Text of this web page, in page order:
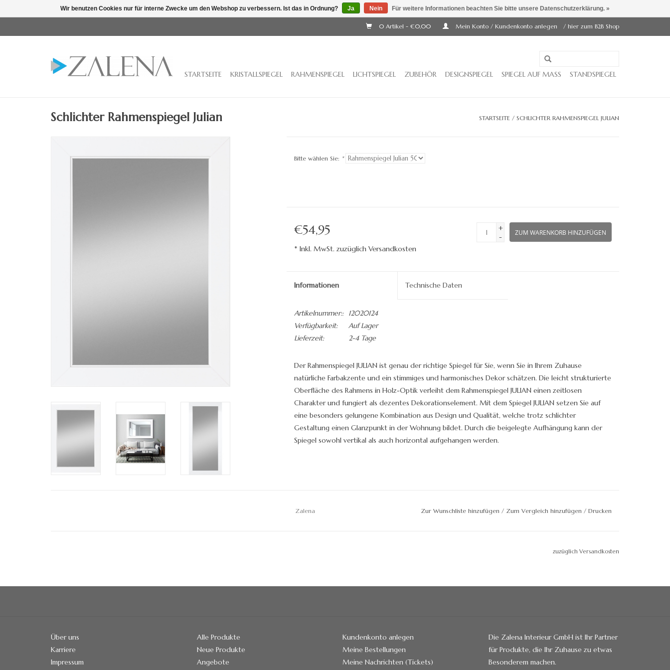
0 Artikel - €0,00 Mein Konto / Kundenkonto anlegen / hier zum B2B Shop
STARTSEITE KRISTALLSPIEGEL RAHMENSPIEGEL LICHTSPIEGEL ZUBEHÖR DESIGNSPIEGEL SPIEGEL AUF MASS STANDSPIEGEL
Schlichter Rahmenspiegel Julian STARTSEITE / SCHLICHTER RAHMENSPIEGEL JULIAN
Bitte wählen Sie: *
€54,95
* Inkl. MwSt. zuzüglich Versandkosten
+
-
ZUM WARENKORB HINZUFÜGEN
Informationen Technische Daten
Artikelnummer::
12020124
Verfügbarkeit:
Auf Lager
Lieferzeit:
2-4 Tage
Der Rahmenspiegel JULIAN ist genau der richtige Spiegel für Sie, wenn Sie in Ihrem Zuhause
natürliche Farbakzente und ein stimmiges und harmonisches Dekor schätzen. Die leicht strukturierte
Oberfläche des Rahmens in Holz-Optik verleiht dem Rahmenspiegel JULIAN einen zeitlosen
Charakter und fungiert als dezentes Dekorationselement. Mit dem Spiegel JULIAN setzen Sie auf
eine besonders gelungene Kombination aus Design und Qualität, welche trotz schlichter
Gestaltung einen Glanzpunkt in der Wohnung bildet. Durch die beigelegte Aufhängung kann der
Spiegel sowohl vertikal als auch horizontal aufgehangen werden.
Zalena Zur Wunschliste hinzufügen / Zum Vergleich hinzufügen / Drucken
zuzüglich Versandkosten
Über uns
Karriere
Impressum
Alle Produkte
Neue Produkte
Angebote
Kundenkonto anlegen
Meine Bestellungen
Meine Nachrichten (Tickets)
Die Zalena Interieur GmbH ist Ihr Partner
für Produkte, die Ihr Zuhause zu etwas
Besonderem machen.
Wir benutzen Cookies nur für interne Zwecke um den Webshop zu verbessern. Ist das in Ordnung? Ja Nein Für weitere Informationen beachten Sie bitte unsere Datenschutzerklärung. »